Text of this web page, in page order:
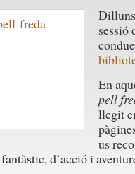
sessió
En
pell
llegit
us
d’acció i